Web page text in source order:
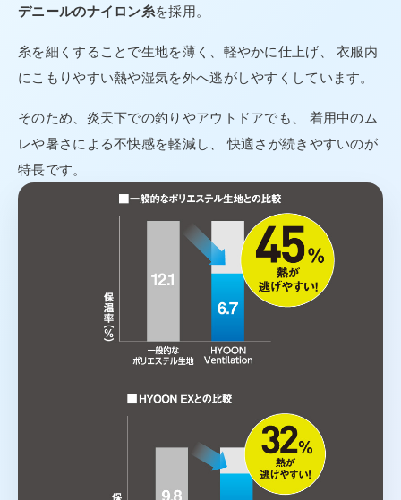
デニールのナイロン糸を採用。
糸を細くすることで生地を薄く、軽やかに仕上げ、 衣服内
にこもりやすい熱や湿気を外へ逃がしやすくしています。
そのため、炎天下での釣りやアウトドアでも、 着用中のム
レや暑さによる不快感を軽減し、 快適さが続きやすいのが
特長です。